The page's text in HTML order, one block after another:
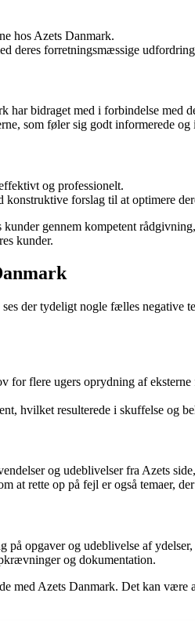
hos Azets Danmark.
deres forretningsmæssige
bidraget med i forbindelse med
som føler sig godt informerede og
og professionelt.
forslag til at optimere
gennem kompetent
kunder.
der tydeligt nogle fælles
flere ugers oprydning af
hvilket resulterede i skuffelse og
og udeblivelser fra Azets
at rette op på fejl er også temaer,
opgaver og udeblivelse af ydelser,
og dokumentation.
med Azets Danmark. Det kan